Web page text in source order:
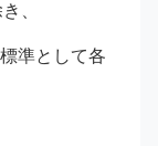
、
準として各